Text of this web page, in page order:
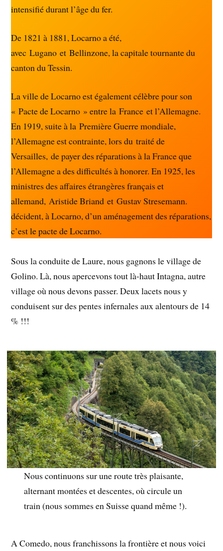
intensifié durant l’âge du fer.
De 1821 à 1881, Locarno a été,
avec Lugano et Bellinzone, la capitale tournante du
canton du Tessin.
La ville de Locarno est également célèbre pour son
« Pacte de Locarno » entre la France et l’Allemagne.
En 1919, suite à la Première Guerre mondiale,
l’Allemagne est contrainte, lors du traité de
Versailles, de payer des réparations à la France que
l’Allemagne a des difficultés à honorer. En 1925, les
ministres des affaires étrangères français et
allemand, Aristide Briand et Gustav Stresemann.
décident, à Locarno, d’un aménagement des réparations,
c’est le pacte de Locarno.
Sous la conduite de Laure, nous gagnons le village de
Golino. Là, nous apercevons tout là-haut Intagna, autre
village où nous devons passer. Deux lacets nous y
conduisent sur des pentes infernales aux alentours de 14
% !!!
Nous continuons sur une route très plaisante,
alternant montées et descentes, où circule un
train (nous sommes en Suisse quand même !).
A Comedo, nous franchissons la frontière et nous voici